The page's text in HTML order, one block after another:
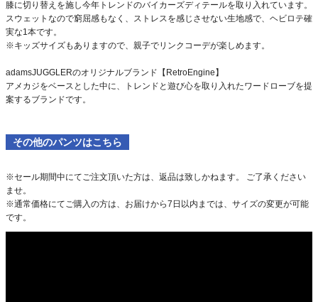
膝に切り替えを施し今年トレンドのバイカーズディテールを取り入れています。
スウェットなので窮屈感もなく、ストレスを感じさせない生地感で、ヘビロテ確
実な1本です。
※キッズサイズもありますので、親子でリンクコーデが楽しめます。
adamsJUGGLERのオリジナルブランド【RetroEngine】
アメカジをベースとした中に、トレンドと遊び心を取り入れたワードローブを提
案するブランドです。
その他のパンツはこちら
※セール期間中にてご注文頂いた方は、返品は致しかねます。 ご了承ください
ませ。
※通常価格にてご購入の方は、お届けから7日以内までは、サイズの変更が可能
です。